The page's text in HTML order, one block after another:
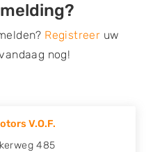
Registreer uw
nog!
V.O.F.
485